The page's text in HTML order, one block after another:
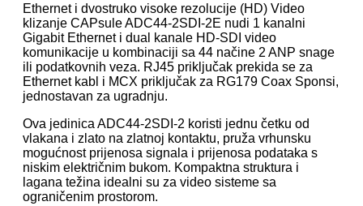
Ethernet i dvostruko visoke rezolucije (HD) Video
klizanje CAPsule ADC44-2SDI-2E nudi 1 kanalni
Gigabit Ethernet i dual kanale HD-SDI video
komunikacije u kombinaciji sa 44 načine 2 ANP snage
ili podatkovnih veza. RJ45 priključak prekida se za
Ethernet kabl i MCX priključak za RG179 Coax Sponsi,
jednostavan za ugradnju.
Ova jedinica ADC44-2SDI-2 koristi jednu četku od
vlakana i zlato na zlatnoj kontaktu, pruža vrhunsku
mogućnost prijenosa signala i prijenosa podataka s
niskim električnim bukom. Kompaktna struktura i
lagana težina idealni su za video sisteme sa
ograničenim prostorom.